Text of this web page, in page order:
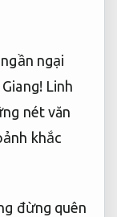
ngại
Linh
nét văn
khắc
đừng quên